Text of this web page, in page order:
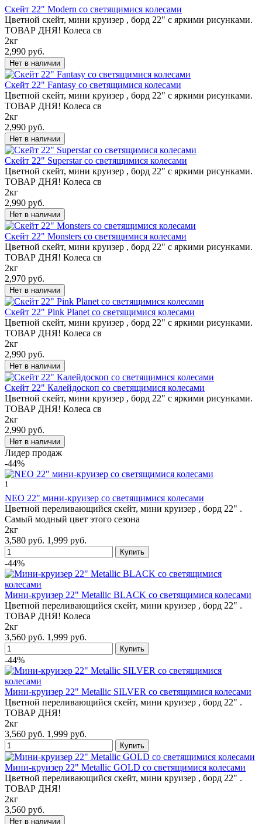
Скейт 22" Modern со светящимися колесами
Цветной скейт, мини круизер , борд 22" с яркими рисунками.
ТОВАР ДНЯ! Колеса св
2кг
2,990 руб.
Скейт 22" Fantasy со светящимися колесами
Цветной скейт, мини круизер , борд 22" с яркими рисунками.
ТОВАР ДНЯ! Колеса св
2кг
2,990 руб.
Скейт 22" Superstar со светящимися колесами
Цветной скейт, мини круизер , борд 22" с яркими рисунками.
ТОВАР ДНЯ! Колеса св
2кг
2,990 руб.
Скейт 22" Monsters со светящимися колесами
Цветной скейт, мини круизер , борд 22" с яркими рисунками.
ТОВАР ДНЯ! Колеса св
2кг
2,970 руб.
Скейт 22" Pink Planet со светящимися колесами
Цветной скейт, мини круизер , борд 22" с яркими рисунками.
ТОВАР ДНЯ! Колеса св
2кг
2,990 руб.
Скейт 22" Калейдоскоп со светящимися колесами
Цветной скейт, мини круизер , борд 22" с яркими рисунками.
ТОВАР ДНЯ! Колеса св
2кг
2,990 руб.
Лидер продаж
-44%
1
NEO 22" мини-круизер со светящимися колесами
Цветной переливающийся скейт, мини круизер , борд 22" .
Самый модный цвет этого сезона
2кг
3,580 руб. 1,999 руб.
-44%
Мини-круизер 22" Metallic BLACK со светящимися колесами
Цветной переливающийся скейт, мини круизер , борд 22" .
ТОВАР ДНЯ! Колеса
2кг
3,560 руб. 1,999 руб.
-44%
Мини-круизер 22" Metallic SILVER со светящимися колесами
Цветной переливающийся скейт, мини круизер , борд 22" .
ТОВАР ДНЯ!
2кг
3,560 руб. 1,999 руб.
Мини-круизер 22" Metallic GOLD со светящимися колесами
Цветной переливающийся скейт, мини круизер , борд 22" .
ТОВАР ДНЯ!
2кг
3,560 руб.